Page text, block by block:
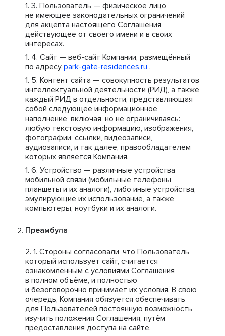
Пользователь — физическое лицо,
не имеющее законодательных ограничений
для акцепта настоящего Соглашения,
действующее от своего имени и в своих
интересах.
Сайт — веб-сайт Компании, размещённый
по адресу park-gate-residences.ru .
Контент сайта — совокупность результатов
интеллектуальной деятельности (РИД), а также
каждый РИД в отдельности, представляющая
собой следующее информационное
наполнение, включая, но не ограничиваясь:
любую текстовую информацию, изображения,
фотографии, ссылки, видеозаписи,
аудиозаписи, и так далее, правообладателем
которых является Компания.
Устройство — различные устройства
мобильной связи (мобильные телефоны,
планшеты и их аналоги), либо иные устройства,
эмулирующие их использование, а также
компьютеры, ноутбуки и их аналоги.
Преамбула
Стороны согласовали, что Пользователь,
который использует сайт, считается
ознакомленным с условиями Соглашения
в полном объёме, и полностью
и безоговорочно принимает их условия. В свою
очередь, Компания обязуется обеспечивать
для Пользователей постоянную возможность
изучить положения Соглашения, путём
предоставления доступа на сайте.